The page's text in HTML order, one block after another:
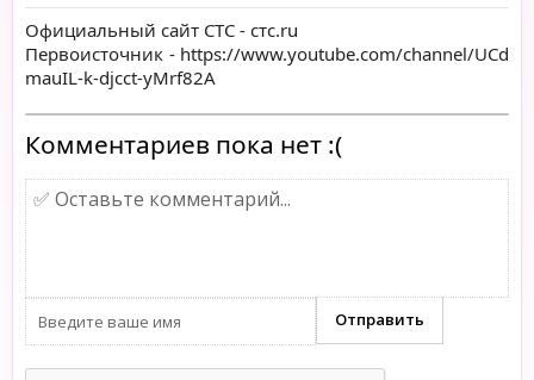
Официальный сайт СТС - стс.ru
Первоисточник - https://www.youtube.com/channel/UCd
mauIL-k-djcct-yMrf82A
Комментариев пока нет :(